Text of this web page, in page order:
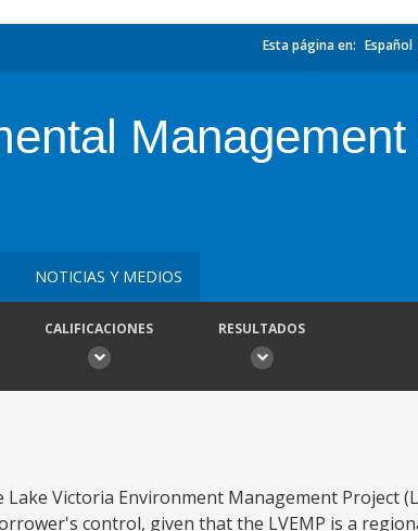
Esta página en: Español
NOTICIAS Y MEDIOS
CALIFICACIONES RESULTADOS
Victoria Environment Management Project
control, given that the LVEMP is a